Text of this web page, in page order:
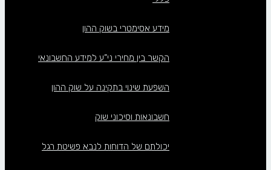
מידע אסימטרי בשוק ההון
הקשר בין מחירי ני”ע למידע החשבונאי
השפעת שינוי בתקינה על שוק ההון
חשבונאות וסיכוני שוק
יכולתם של הדוחות לנבא פשיטת רגל